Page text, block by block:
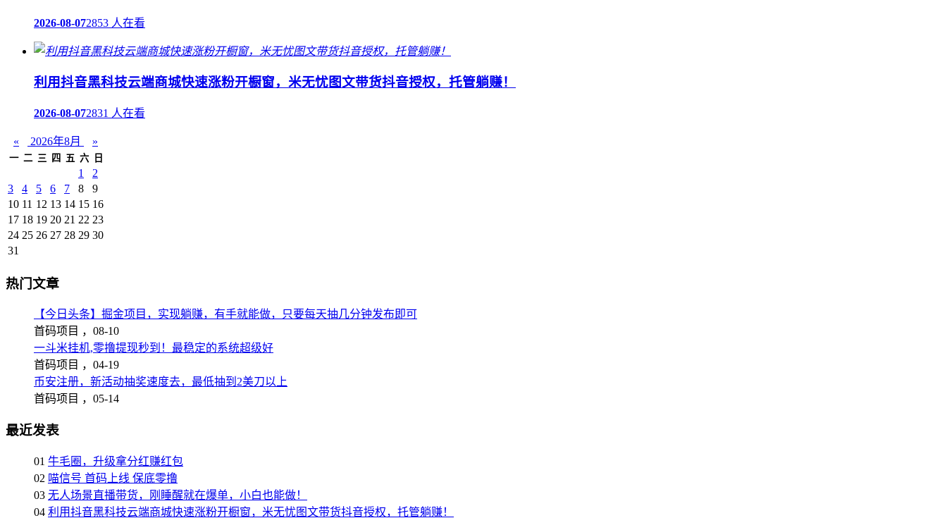
2026-08-072853 人在看
利用抖音黑科技云端商城快速涨粉开橱窗，米无忧图文带货抖音授权，托管躺赚！
2026-08-072831 人在看
« 2026年8月 »
一 二 三 四 五 六 日
1
2
3
4 5 6 7 8
9
10 11 12 13 14 15 16
17 18 19 20 21 22 23
24 25 26 27 28 29 30
31
热门文章
【今日头条】掘金项目，实现躺赚，有手就能做，只要每天抽几分钟发布即可
首码项目 ， 08-10
一斗米挂机,零撸提现秒到！最稳定的系统超级好
首码项目 ， 04-19
币安注册，新活动抽奖速度去，最低抽到2美刀以上
首码项目 ， 05-14
最近发表
01 牛毛圈，升级拿分红赚红包
02 喵信号 首码上线 保底零撸
03 无人场景直播带货，刚睡醒就在爆单，小白也能做！
04 利用抖音黑科技云端商城快速涨粉开橱窗，米无忧图文带货抖音授权，托管躺赚！